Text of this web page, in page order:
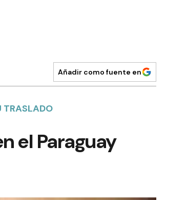
Añadir como fuente en
TRASLADO
el Paraguay